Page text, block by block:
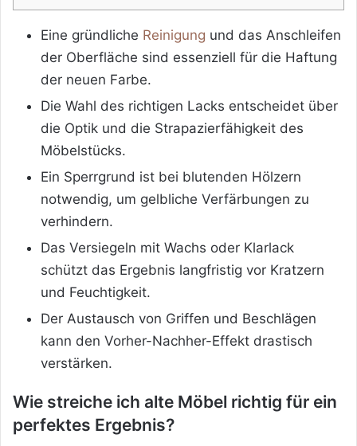
Eine gründliche Reinigung und das Anschleifen
der Oberfläche sind essenziell für die Haftung
der neuen Farbe.
Die Wahl des richtigen Lacks entscheidet über
die Optik und die Strapazierfähigkeit des
Möbelstücks.
Ein Sperrgrund ist bei blutenden Hölzern
notwendig, um gelbliche Verfärbungen zu
verhindern.
Das Versiegeln mit Wachs oder Klarlack
schützt das Ergebnis langfristig vor Kratzern
und Feuchtigkeit.
Der Austausch von Griffen und Beschlägen
kann den Vorher-Nachher-Effekt drastisch
verstärken.
Wie streiche ich alte Möbel richtig für ein
perfektes Ergebnis?